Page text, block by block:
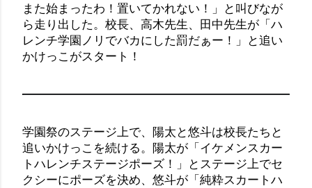
また始まったわ！置いてかれない！」と叫びなが
ら走り出した。校長、高木先生、田中先生が「ハ
レンチ学園ノリでバカにした罰だぁー！」と追い
かけっこがスタート！
学園祭のステージ上で、陽太と悠斗は校長たちと
追いかけっこを続ける。陽太が「イケメンスカー
トハレンチステージポーズ！」とステージ上でセ
クシーにポーズを決め、悠斗が「純粋スカートハ